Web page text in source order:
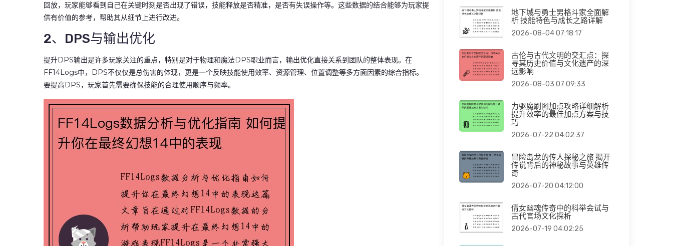
回放，玩家能够看到自己在关键时刻是否出现了错误，技能释放是否精准，是否有失误操作等。这些数据的结合能够为玩家提
供有价值的参考，帮助其从细节上进行改进。
2、DPS与输出优化
提升DPS输出是许多玩家关注的重点，特别是对于物理和魔法DPS职业而言，输出优化直接关系到团队的整体表现。在
FF14Logs中，DPS不仅仅是总伤害的体现，更是一个反映技能使用效率、资源管理、位置调整等多方面因素的综合指标。
要提高DPS，玩家首先需要确保技能的合理使用顺序与频率。
地下城与勇士男格斗家全面解
析 技能特色与成长之路详解
2026-08-04 07:18:17
古伦与古代文明的交汇点：探
寻其历史价值与文化遗产的深
远影响
2026-08-03 07:09:33
力驱魔刷图加点攻略详细解析
提升效率的最佳加点方案与技
巧
2026-07-22 04:02:37
冒险岛龙的传人探秘之旅 揭开
传说背后的神秘故事与英雄传
奇
2026-07-20 04:12:00
倩女幽魂传奇中的科举会试与
古代官场文化探析
2026-07-19 04:02:25